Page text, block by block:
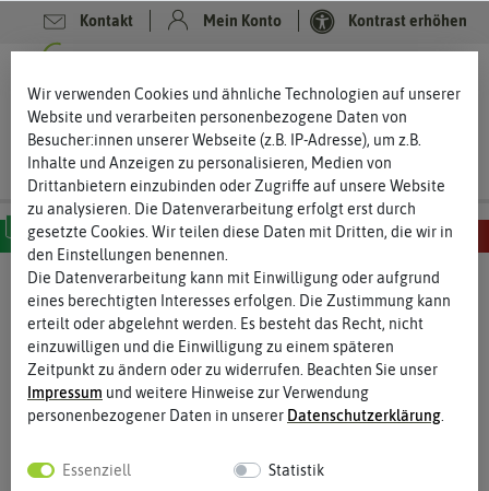
Kontakt Mein Konto Kontrast erhöhen
MILD SEHR SCHARF EXTREM SCHARF HÖLLISCH SCHARF
Wir verwenden Cookies und ähnliche Technologien auf unserer
Website und verarbeiten personenbezogene Daten von
Besucher:innen unserer Webseite (z.B. IP-Adresse), um z.B.
Inhalte und Anzeigen zu personalisieren, Medien von
Drittanbietern einzubinden oder Zugriffe auf unsere Website
zu analysieren. Die Datenverarbeitung erfolgt erst durch
gesetzte Cookies. Wir teilen diese Daten mit Dritten, die wir in
den Einstellungen benennen.
Die Datenverarbeitung kann mit Einwilligung oder aufgrund
eines berechtigten Interesses erfolgen. Die Zustimmung kann
erteilt oder abgelehnt werden. Es besteht das Recht, nicht
einzuwilligen und die Einwilligung zu einem späteren
Zeitpunkt zu ändern oder zu widerrufen. Beachten Sie unser
Impressum und weitere Hinweise zur Verwendung
personenbezogener Daten in unserer Daten­schutz­erklärung
Essenziell Statistik